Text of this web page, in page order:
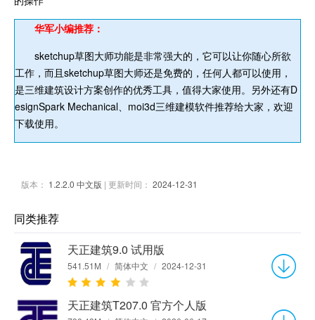
华军小编推荐：
sketchup草图大师功能是非常强大的，它可以让你随心所欲
工作，而且sketchup草图大师还是免费的，任何人都可以使用，
是三维建筑设计方案创作的优秀工具，值得大家使用。另外还有D
esignSpark Mechanical、moi3d三维建模软件推荐给大家，欢迎
下载使用。
版本： 1.2.2.0 中文版 | 更新时间： 2024-12-31
同类推荐
天正建筑9.0 试用版
541.51M / 简体中文 / 2024-12-31
天正建筑T207.0 官方个人版